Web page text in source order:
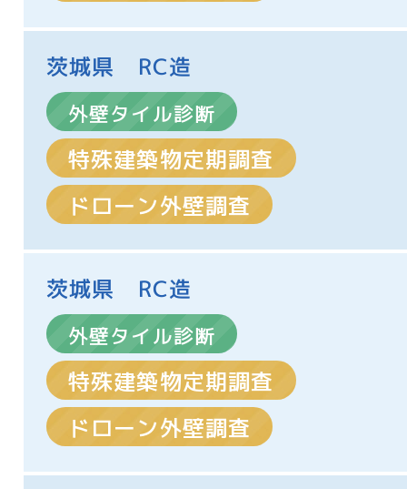
茨城県 RC造
外壁タイル診断
特殊建築物定期調査
ドローン外壁調査
茨城県 RC造
外壁タイル診断
特殊建築物定期調査
ドローン外壁調査